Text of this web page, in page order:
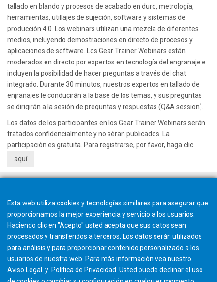
tallado en blando y procesos de acabado en duro, metrología,
herramientas, utillajes de sujeción, software y sistemas de
producción 4.0. Los webinars utilizan una mezcla de diferentes
medios, incluyendo demostraciones en directo de procesos y
aplicaciones de software. Los Gear Trainer Webinars están
moderados en directo por expertos en tecnología del engranaje e
incluyen la posibilidad de hacer preguntas a través del chat
integrado. Durante 30 minutos, nuestros expertos en tallado de
enjranajes le conducirán a la base de los temas, y sus preguntas
se dirigirán a la sesión de preguntas y respuestas (Q&A session).
Los datos de los participantes en los Gear Trainer Webinars serán
tratados confidencialmente y no séran publicados. La
participación es gratuita. Para registrarse, por favor, haga clic
aquí
Esta web utiliza cookies y tecnologías similares para asegurar que
proporcionamos la mejor experiencia y servicio a los usuarios.
Haciendo clic en "Acepto" usted acepta que sus datos sean
procesados y transferidos a terceros. Los datos serán utilizados
para análisis y para proporcionar contenido personalizado a los
usuarios de nuestra web. Para más información vea nuestro
Aviso Legal
y Política de Privacidad . Usted puede declinarel uso